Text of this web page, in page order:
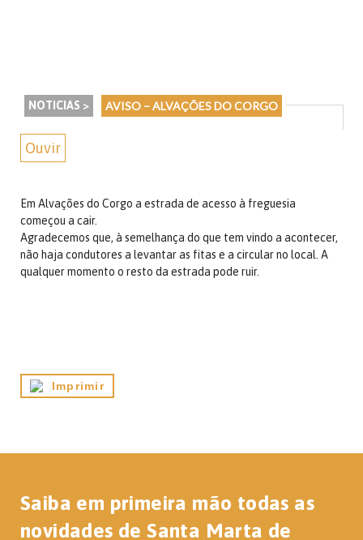
NOTICIAS > AVISO – ALVAÇÕES DO CORGO
Ouvir
Em Alvações do Corgo a estrada de acesso à freguesia
começou a cair.
Agradecemos que, à semelhança do que tem vindo a acontecer,
não haja condutores a levantar as fitas e a circular no local. A
qualquer momento o resto da estrada pode ruir.
Imprimir
Saiba em primeira mão todas as
novidades de Santa Marta de